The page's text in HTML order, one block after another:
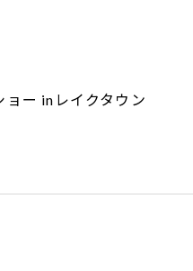
ョー inレイクタウン